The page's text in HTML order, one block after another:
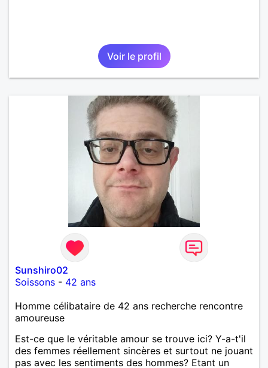
Voir le profil
Sunshiro02
Soissons - 42 ans
Homme célibataire de 42 ans recherche rencontre
amoureuse
Est-ce que le véritable amour se trouve ici? Y-a-t'il
des femmes réellement sincères et surtout ne jouant
pas avec les sentiments des hommes? Etant un